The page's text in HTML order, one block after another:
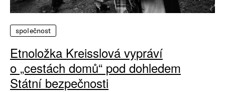
společnost
Etnoložka Kreisslová vypráví
o „cestách domů“ pod dohledem
Státní bezpečnosti